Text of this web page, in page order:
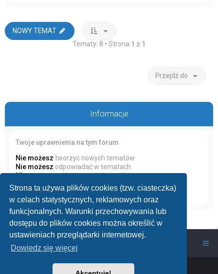
Strona ta używa plików cookies (tzw. ciasteczka)
w celach statystycznych, reklamowych oraz
funkcjonalnych. Warunki przechowywania lub
dostępu do plików cookies można określić w
ustawieniach przeglądarki internetowej.
Dowiedz się więcej
NOWY TEMAT
Tematy: 8 • Strona 1 z 1
Przejdź do
Informacje
Twoje uprawnienia na tym forum
Nie możesz tworzyć nowych tematów
Nie możesz odpowiadać w tematach
Nie możeszzmieniać swoich postów
Nie możesz
usuwać swoich postów
Nie możesz dodawać załączników
wawarium.pl Nasze Forum Akwarystyczne